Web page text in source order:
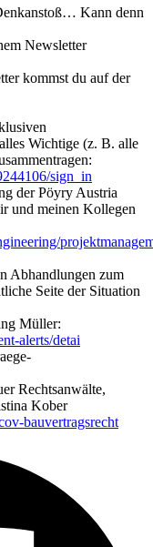
Kann denn
Newsletter
kommst du auf der
Wichtige (z. B. alle
sign_in
der Pöyry Austria
und meinen Kollegen
Abhandlungen zum
Seite der Situation
Müller:
alerts/detai
Rechtsanwälte,
Kober
bauvertragsrecht